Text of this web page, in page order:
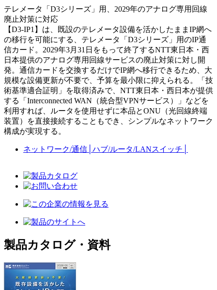
テレメータ「D3シリーズ」用、2029年のアナログ専用回線
廃止対策に対応
【D3-IP1】は、既設のテレメータ設備を活かしたままIP網へ
の移行を可能にする、テレメータ「D3シリーズ」用のIP通
信カード。2029年3月31日をもって終了するNTT東日本・西
日本提供のアナログ専用回線サービスの廃止対策に対し開
発。通信カードを交換するだけでIP網へ移行できるため、大
規模な設備更新が不要で、予算を最小限に抑えられる。「技
術基準適合証明」を取得済みで、NTT東日本・西日本が提供
する「Interconnected WAN（統合型VPNサービス）」などを
利用すれば、ルータを使用せずに本品とONU（光回線終端
装置）を直接接続することもでき、シンプルなネットワーク
構成が実現する。
ネットワーク/通信 ハブ/ルータ/LANスイッチ
製品カタログ・資料